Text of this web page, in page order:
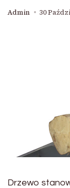
Admin 30
Drzewo